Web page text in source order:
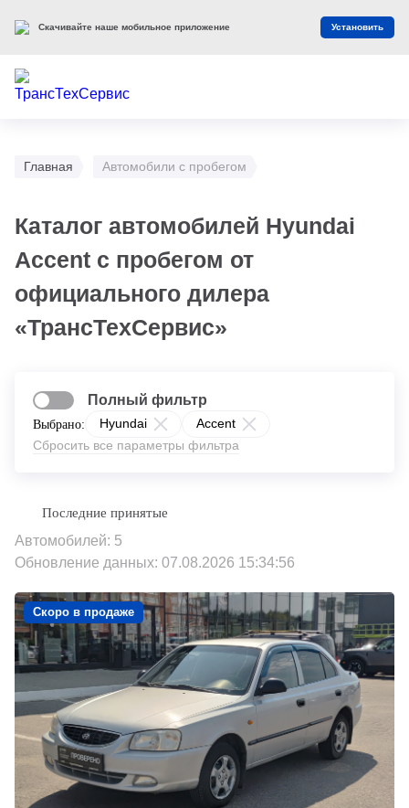
Главная Автомобили с пробегом
Каталог автомобилей Hyundai
Accent с пробегом от
официального дилера
«ТрансТехСервис»
Выбрано: Hyundai
Accent
Сбросить все параметры фильтра
Полный фильтр
Автомобилей: 5
Обновление данных: 07.08.2026 15:34:56
Скоро в продаже
Скачивайте наше мобильное приложение Установить